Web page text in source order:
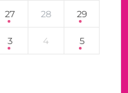
27 28 29
3 4 5